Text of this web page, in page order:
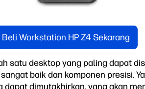
Beli Workstation HP Z4 Sekarang
satu desktop yang paling dapat
baik dan komponen presisi.
dapat dimutakhirkan, yang akan